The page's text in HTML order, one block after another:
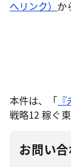
へリンク） か
本件は、「
戦略12 稼ぐ
お問い